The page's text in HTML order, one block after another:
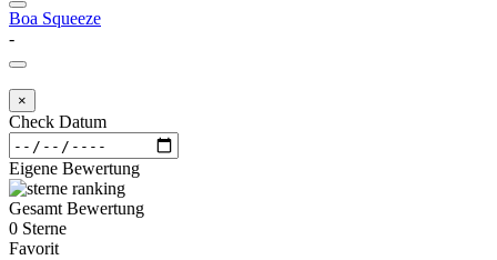
Boa Squeeze
-
×
Check Datum
Eigene Bewertung
Gesamt Bewertung
0 Sterne
Favorit